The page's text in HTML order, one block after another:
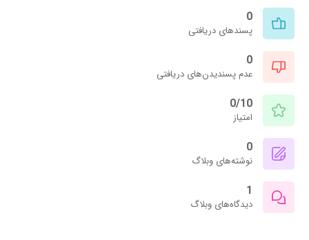
0
پسندهای دریافتی
0
عدم پسندیدن‌های دریافتی
0/10
امتیاز
0
نوشته‌های وبلاگ
1
دیدگاه‌های وبلاگ